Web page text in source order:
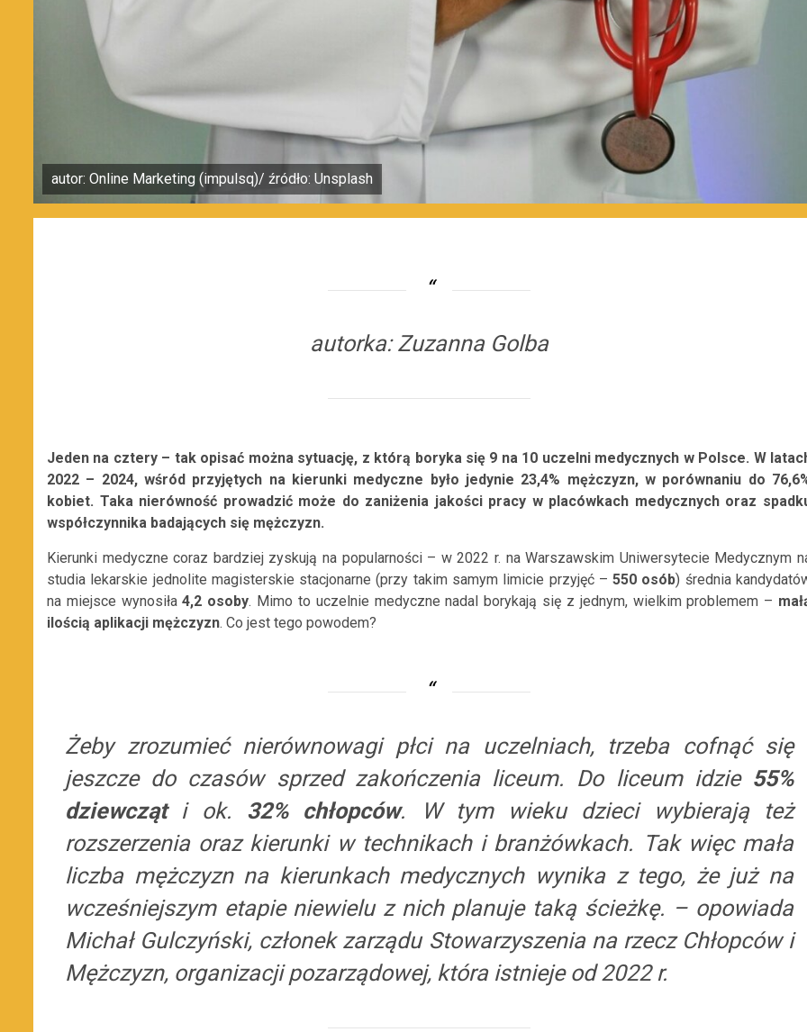
autor: Online Marketing (impulsq)/ źródło: Unsplash
autorka: Zuzanna Golba
Jeden na cztery – tak opisać można sytuację, z którą boryka się 9 na 10 uczelni medycznych w Polsce. W
2022 – 2024, wśród przyjętych na kierunki medyczne było jedynie 23,4% mężczyzn, w porównaniu do
kobiet. Taka nierówność prowadzić może do zaniżenia jakości pracy w placówkach medycznych oraz
współczynnika badających się mężczyzn.
Kierunki medyczne coraz bardziej zyskują na popularności – w 2022 r. na Warszawskim Uniwersytecie Medycznym
studia lekarskie jednolite magisterskie stacjonarne (przy takim samym limicie przyjęć –550 osób) średnia
na miejsce wynosiła4,2 osoby. Mimo to uczelnie medyczne nadal borykają się z jednym, wielkim problemem –
ilością aplikacji mężczyzn. Co jest tego powodem?
Żeby zrozumieć nierównowagi płci na uczelniach, trzeba cofnąć się
jeszcze do czasów sprzed zakończenia liceum. Do liceum idzie 55%
dziewcząti ok. 32% chłopców. W tym wieku dzieci wybierają też
rozszerzenia oraz kierunki w technikach i branżówkach. Tak więc mała
liczba mężczyzn na kierunkach medycznych wynika z tego, że już na
wcześniejszym etapie niewielu z nich planuje taką ścieżkę. – opowiada
Michał Gulczyński, członek zarządu Stowarzyszenia na rzecz Chłopców i
Mężczyzn, organizacji pozarządowej, która istnieje od 2022 r.